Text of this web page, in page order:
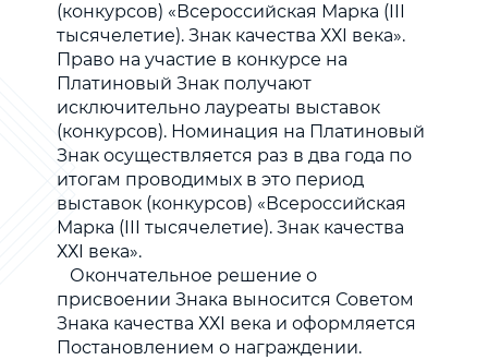
(конкурсов) «Всероссийская Марка (III
тысячелетие). Знак качества ХХI века».
Право на участие в конкурсе на
Платиновый Знак получают
исключительно лауреаты выставок
(конкурсов). Номинация на Платиновый
Знак осуществляется раз в два года по
итогам проводимых в это период
выставок (конкурсов) «Всероссийская
Марка (III тысячелетие). Знак качества
ХХI века».
Окончательное решение о
присвоении Знака выносится Советом
Знака качества ХХI века и оформляется
Постановлением о награждении.